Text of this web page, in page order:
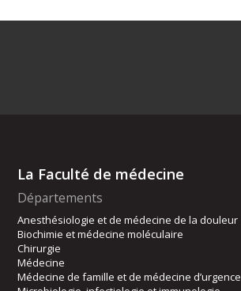
La Faculté de médecine
Départements
Anesthésiologie et de médecine de la douleur
Biochimie et médecine moléculaire
Chirurgie
Médecine
Médecine de famille et de médecine d’urgence